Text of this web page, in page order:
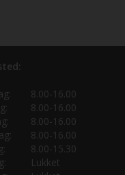
8.00-16.00
8.00-16.00
8.00-16.00
8.00-16.00
8.00-15.30
Lukket